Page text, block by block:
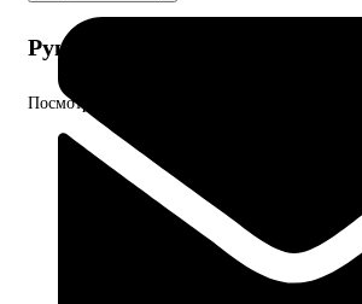
Руководства и инструкции
Посмотрите руководства к ДВС и другому